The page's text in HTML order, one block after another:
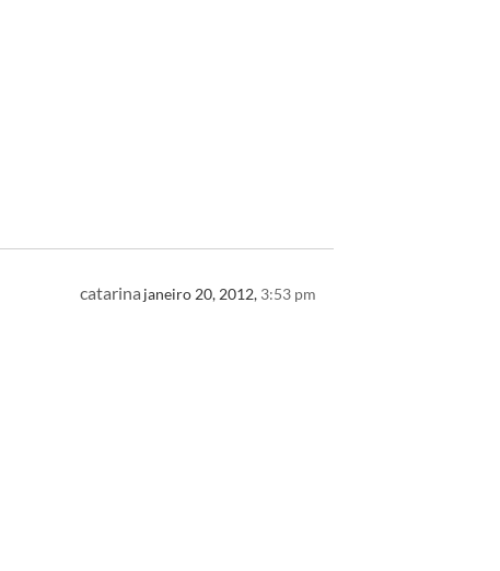
catarina janeiro 20, 2012, 3:53 pm